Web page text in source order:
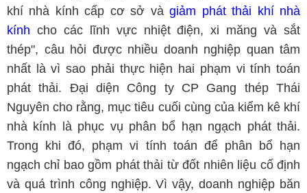
khí nhà kính cấp cơ sở vàgiảm phát thải khí nhà
kính cho các lĩnh vực nhiệt điện, xi măng và sắt
thép", câu hỏi được nhiều doanh nghiệp quan tâm
nhất là vì sao phải thực hiện hai phạm vi tính toán
phát thải. Đại diện Công ty CP Gang thép Thái
Nguyên cho rằng, mục tiêu cuối cùng của kiểm kê khí
nhà kính là phục vụ phân bổ hạn ngạch phát thải.
Trong khi đó, phạm vi tính toán để phân bổ hạn
ngạch chỉ bao gồm phát thải từ đốt nhiên liệu cố định
và quá trình công nghiệp. Vì vậy, doanh nghiệp băn